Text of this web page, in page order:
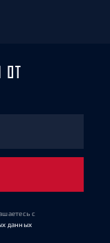
ОТ
с
данных